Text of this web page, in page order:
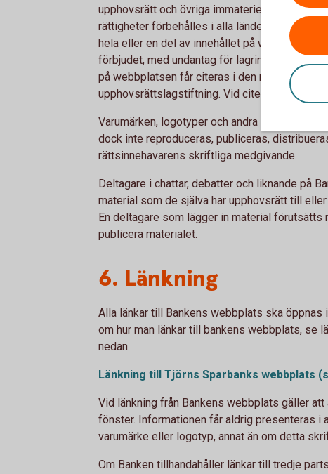
upphovsrätt och övriga immateriella
rättigheter förbehålles i alla länder.
hela eller en del av innehållet på webbplatsen
förbjudet, med undantag för lagring på dator
på webbplatsen får citeras i den mån det är
upphovsrättslagstiftning. Vid citering måste
Varumärken, logotyper och andra
dock inte reproduceras, publiceras,
rättsinnehavarens skriftliga medgivande.
Deltagare i chattar, debatter och liknande på
material som de själva har upphovsrätt till
En deltagare som lägger in material förutsätts
publicera materialet.
6. Länkning
Alla länkar till Bankens webbplats ska öppnas
om hur man länkar till bankens webbplats, se
nedan.
Länkning till Tjörns Sparbanks webbplats
Vid länkning från Bankens webbplats gäller
fönster. Informationen får aldrig presenteras i
varumärke eller logotyp, annat än om detta
Om Banken tillhandahåller länkar till tredje